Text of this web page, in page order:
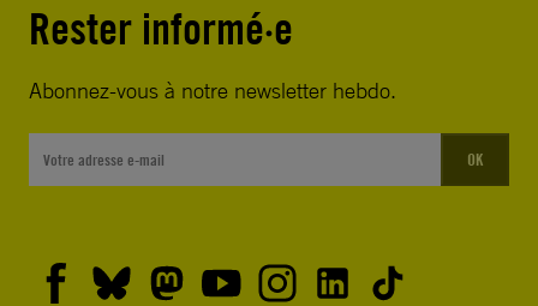
Rester informé·e
Abonnez-vous à notre newsletter hebdo.
OK